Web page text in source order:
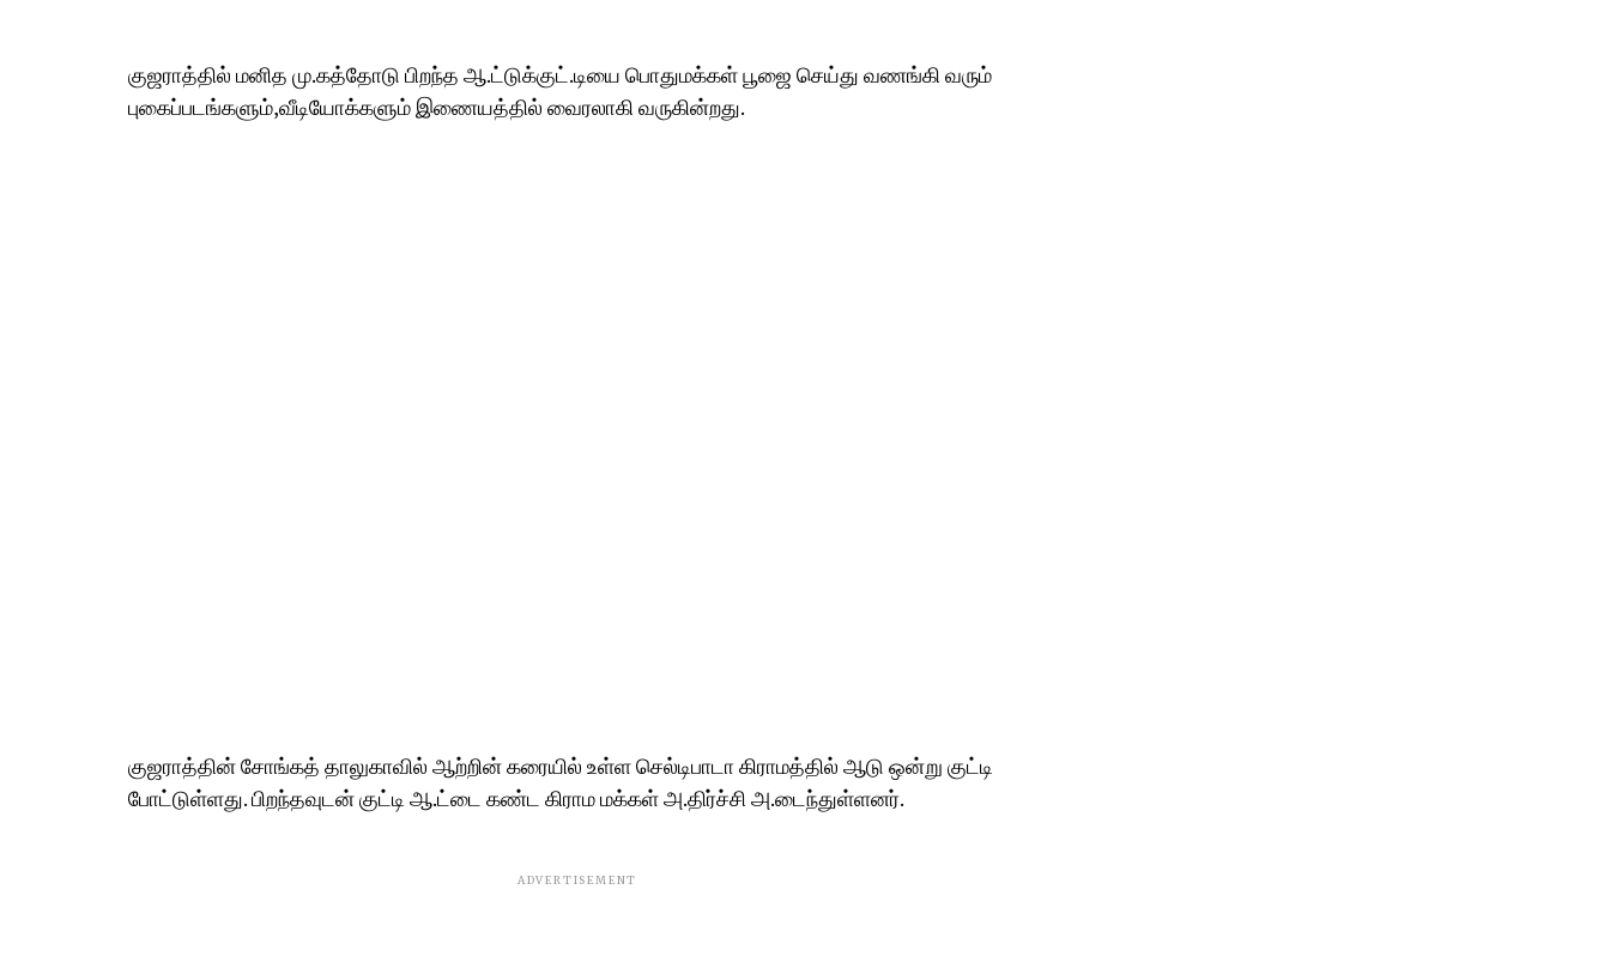
குஜராத்தில் மனித மு.கத்தோடு பிறந்த ஆ.ட்டுக்குட்.டியை பொதுமக்கள் பூஜை செய்து வணங்கி வரும்
புகைப்படங்களும்,வீடியோக்களும் இணையத்தில் வைரலாகி வருகின்றது.
குஜராத்தின் சோங்கத் தாலுகாவில் ஆற்றின் கரையில் உள்ள செல்டிபாடா கிராமத்தில் ஆடு ஒன்று குட்டி
போட்டுள்ளது. பிறந்தவுடன் குட்டி ஆ.ட்டை கண்ட கிராம மக்கள் அ.திர்ச்சி அ.டைந்துள்ளனர்.
ADVERTISEMENT